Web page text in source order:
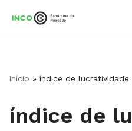
conteúdo
Início » índice de lucratividade
índice de